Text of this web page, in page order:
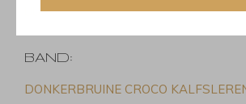
UUR.
BAND:
DONKERBRUINE CROCO